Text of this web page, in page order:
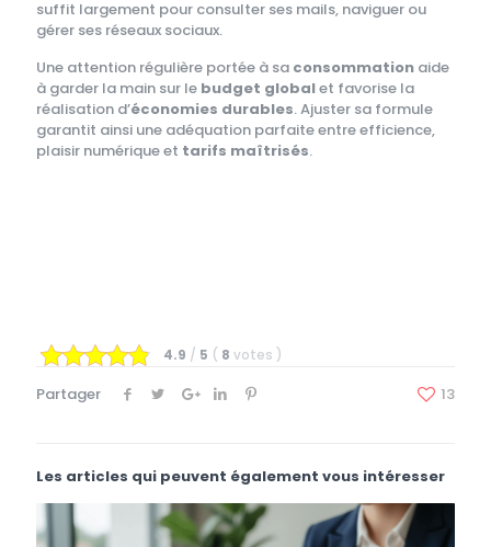
suffit largement pour consulter ses mails, naviguer ou
gérer ses réseaux sociaux.
Une attention régulière portée à sa consommation aide
à garder la main sur le budget globalet favorise la
réalisation d’économies durables. Ajuster sa formule
garantit ainsi une adéquation parfaite entre efficience,
plaisir numérique et tarifs maîtrisés.
4.9 / 5 ( 8 votes )
Partager 13
Les articles qui peuvent également vous intéresser